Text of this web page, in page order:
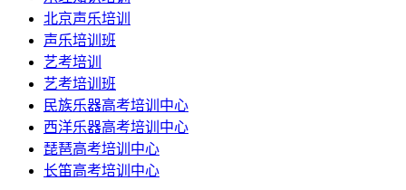
北京声乐培训
声乐培训班
艺考培训
艺考培训班
民族乐器高考培训中心
西洋乐器高考培训中心
琵琶高考培训中心
长笛高考培训中心